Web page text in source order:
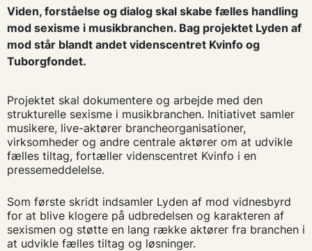
Viden, forståelse og dialog skal skabe fælles handling
mod sexisme i musikbranchen. Bag projektet Lyden af
mod står blandt andet videnscentret Kvinfo og
Tuborgfondet.
Projektet skal dokumentere og arbejde med den
strukturelle sexisme i musikbranchen. Initiativet samler
musikere, live-aktører brancheorganisationer,
virksomheder og andre centrale aktører om at udvikle
fælles tiltag, fortæller videnscentret Kvinfo i en
pressemeddelelse.
Som første skridt indsamler Lyden af mod vidnesbyrd
for at blive klogere på udbredelsen og karakteren af
sexismen og støtte en lang række aktører fra branchen i
at udvikle fælles tiltag og løsninger.